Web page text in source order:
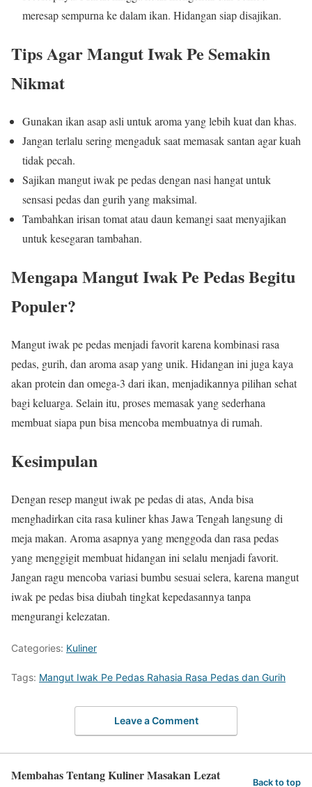
meresap sempurna ke dalam ikan. Hidangan siap disajikan.
Tips Agar Mangut Iwak Pe Semakin
Nikmat
Gunakan ikan asap asli untuk aroma yang lebih kuat dan khas.
Jangan terlalu sering mengaduk saat memasak santan agar kuah
tidak pecah.
Sajikan mangut iwak pe pedas dengan nasi hangat untuk
sensasi pedas dan gurih yang maksimal.
Tambahkan irisan tomat atau daun kemangi saat menyajikan
untuk kesegaran tambahan.
Mengapa Mangut Iwak Pe Pedas Begitu
Populer?
Mangut iwak pe pedas menjadi favorit karena kombinasi rasa
pedas, gurih, dan aroma asap yang unik. Hidangan ini juga kaya
akan protein dan omega-3 dari ikan, menjadikannya pilihan sehat
bagi keluarga. Selain itu, proses memasak yang sederhana
membuat siapa pun bisa mencoba membuatnya di rumah.
Kesimpulan
Dengan resep mangut iwak pe pedas di atas, Anda bisa
menghadirkan cita rasa kuliner khas Jawa Tengah langsung di
meja makan. Aroma asapnya yang menggoda dan rasa pedas
yang menggigit membuat hidangan ini selalu menjadi favorit.
Jangan ragu mencoba variasi bumbu sesuai selera, karena mangut
iwak pe pedas bisa diubah tingkat kepedasannya tanpa
mengurangi kelezatan.
Categories: Kuliner
Tags: Mangut Iwak Pe Pedas Rahasia Rasa Pedas dan Gurih
Leave a Comment
Membahas Tentang Kuliner Masakan Lezat Back to top